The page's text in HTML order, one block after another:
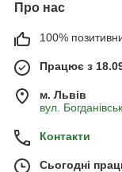
Про нас
100%
Працює з
м. Львів
вул.
Контакти
Сьогодні